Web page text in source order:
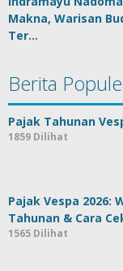
Makna, Warisan
Ter…
Berita
Pajak Tahunan
1859 Dilihat
Pajak Vespa 2026:
Tahunan & Cara
1565 Dilihat